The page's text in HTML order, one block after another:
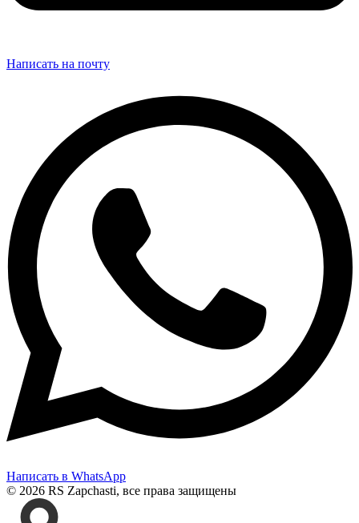
Написать на почту
Написать в WhatsApp
© 2026 RS Zapchasti, все права защищены